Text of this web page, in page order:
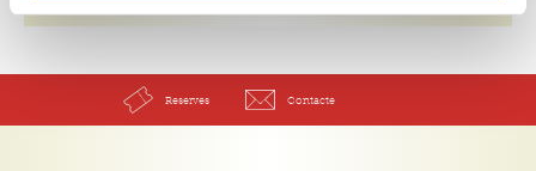
Reserves Contacte